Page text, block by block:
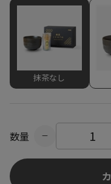
抹茶なし
数量